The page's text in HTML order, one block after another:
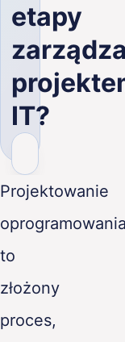
etapy
IT?
Projektowanie
oprogramowania
to
złożony
proces,